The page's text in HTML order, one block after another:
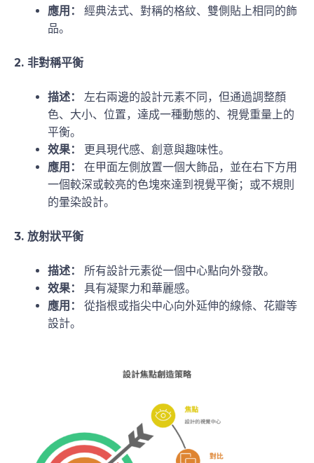
應用：
經典法式、對稱的格紋、雙側貼上相同的飾
品。
2. 非對稱平衡
描述：
左右兩邊的設計元素不同，但通過調整顏
色、大小、位置，達成一種動態的、視覺重量上的
平衡。
效果：
更具現代感、創意與趣味性。
應用：
在甲面左側放置一個大飾品，並在右下方用
一個較深或較亮的色塊來達到視覺平衡；或不規則
的暈染設計。
3. 放射狀平衡
描述：
所有設計元素從一個中心點向外發散。
效果：
具有凝聚力和華麗感。
應用：
從指根或指尖中心向外延伸的線條、花瓣等
設計。